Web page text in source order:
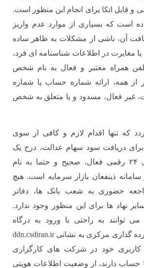
قابل اتکا برای انجام این منظور است.
است که بسیاری از موارد عدم واریز
آن، ناشی از مشکلات به ظاهر ساده
مغایرت در اطلاعات شناسنامه ای فرد،
همراه معتبر و فعال به نام شخص
از همه، ارائه شماره حساب یا شماره
غیر فعال، مسدود و یا متعلق به شخص
که تنها اقدام لازم و کافی از سوی
دریافت سود سهام عدالت، درج یک
شماره شبای بانکی ۲۴ رقمی فعال، صحیح و حتما به نام
ذینفعان بازار سرمایه است. هیچ
حضوری به شعب بانک ها، دفاتر
نهاد ها برای این منظور وجود ندارد.
می توانند به راحتی با ورود به درگاه
اینترنتی شرکت سپرده گذاری مرکزی به نشانی ddn.csdiran.ir
کاربری خود در شرکت های کارگزاری
حساب دارند، از وضعیت اطلاعات هویتی